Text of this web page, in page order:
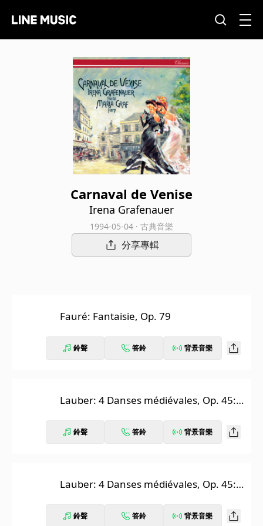
Carnaval de Venise
Irena Grafenauer
1994-05-04 · 古典音樂
分享專輯
Fauré: Fantaisie, Op. 79
鈴聲 答鈴 背景音樂
Lauber: 4 Danses médiévales, Op. 45:
鈴聲 答鈴 背景音樂
Lauber: 4 Danses médiévales, Op. 45:
鈴聲 答鈴 背景音樂